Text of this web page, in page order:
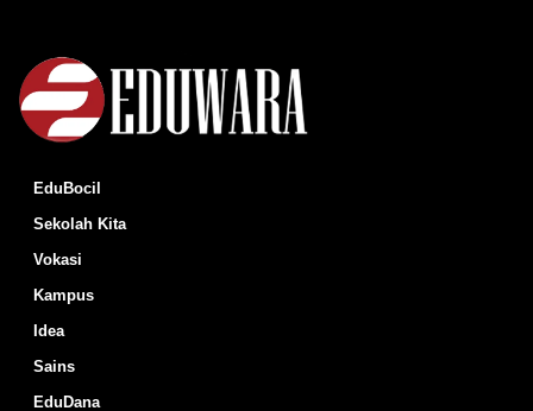
EduBocil
Sekolah Kita
Vokasi
Kampus
Idea
Sains
EduDana